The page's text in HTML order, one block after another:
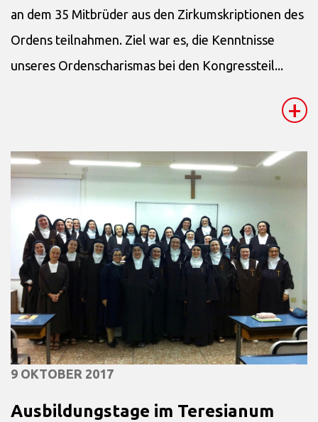
an dem 35 Mitbrüder aus den Zirkumskriptionen des
Ordens teilnahmen. Ziel war es, die Kenntnisse
unseres Ordenscharismas bei den Kongressteil...
+
9 OKTOBER 2017
Ausbildungstage im Teresianum